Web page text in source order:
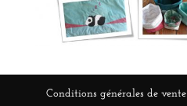
Conditions générales de vente